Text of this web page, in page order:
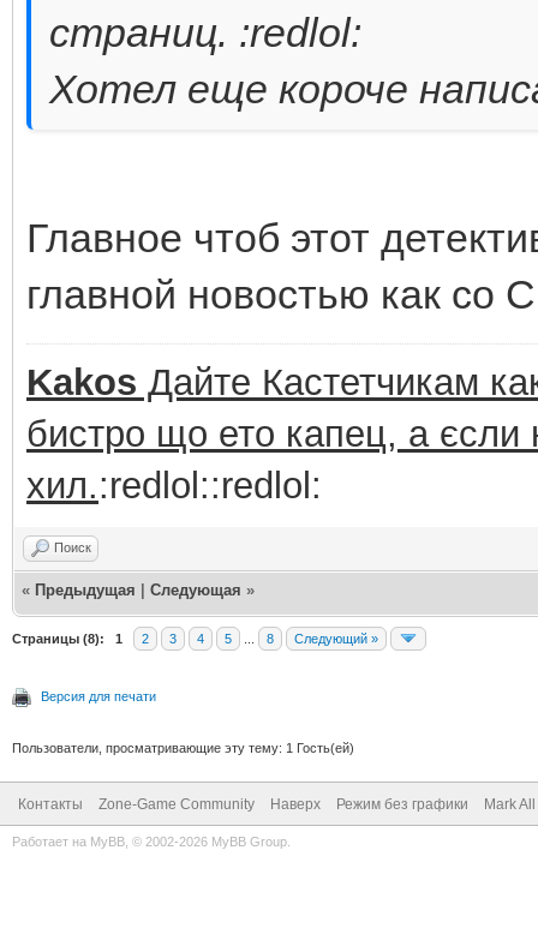
страниц. :redlol:
Хотел еще короче
Главное чтоб этот
главной новостью как со
Kakos Дайте Кастетчикам
бистро що ето капец, а єсли
хил.:redlol::redlol:
Поиск
« Предыдущая Следующая »
Страницы (8): 1 2 3 4 5 8 Следующий »
Версия для печати
Пользователи, просматривающие эту тему: 1 Гость(ей)
Контакты Zone-Game Community Наверх Режим без графики Mark
Работает на MyBB , © 2002-2026 MyBB Group